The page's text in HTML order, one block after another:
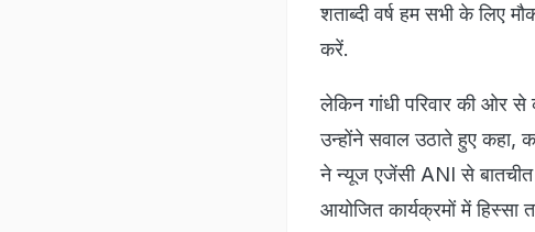
शताब्दी वर्ष हम सभी के लिए
करें.
लेकिन गांधी परिवार की ओर से
उन्होंने सवाल उठाते हुए कहा,
ने न्यूज एजेंसी ANI से बातचीत
आयोजित कार्यक्रमों में हिस्सा